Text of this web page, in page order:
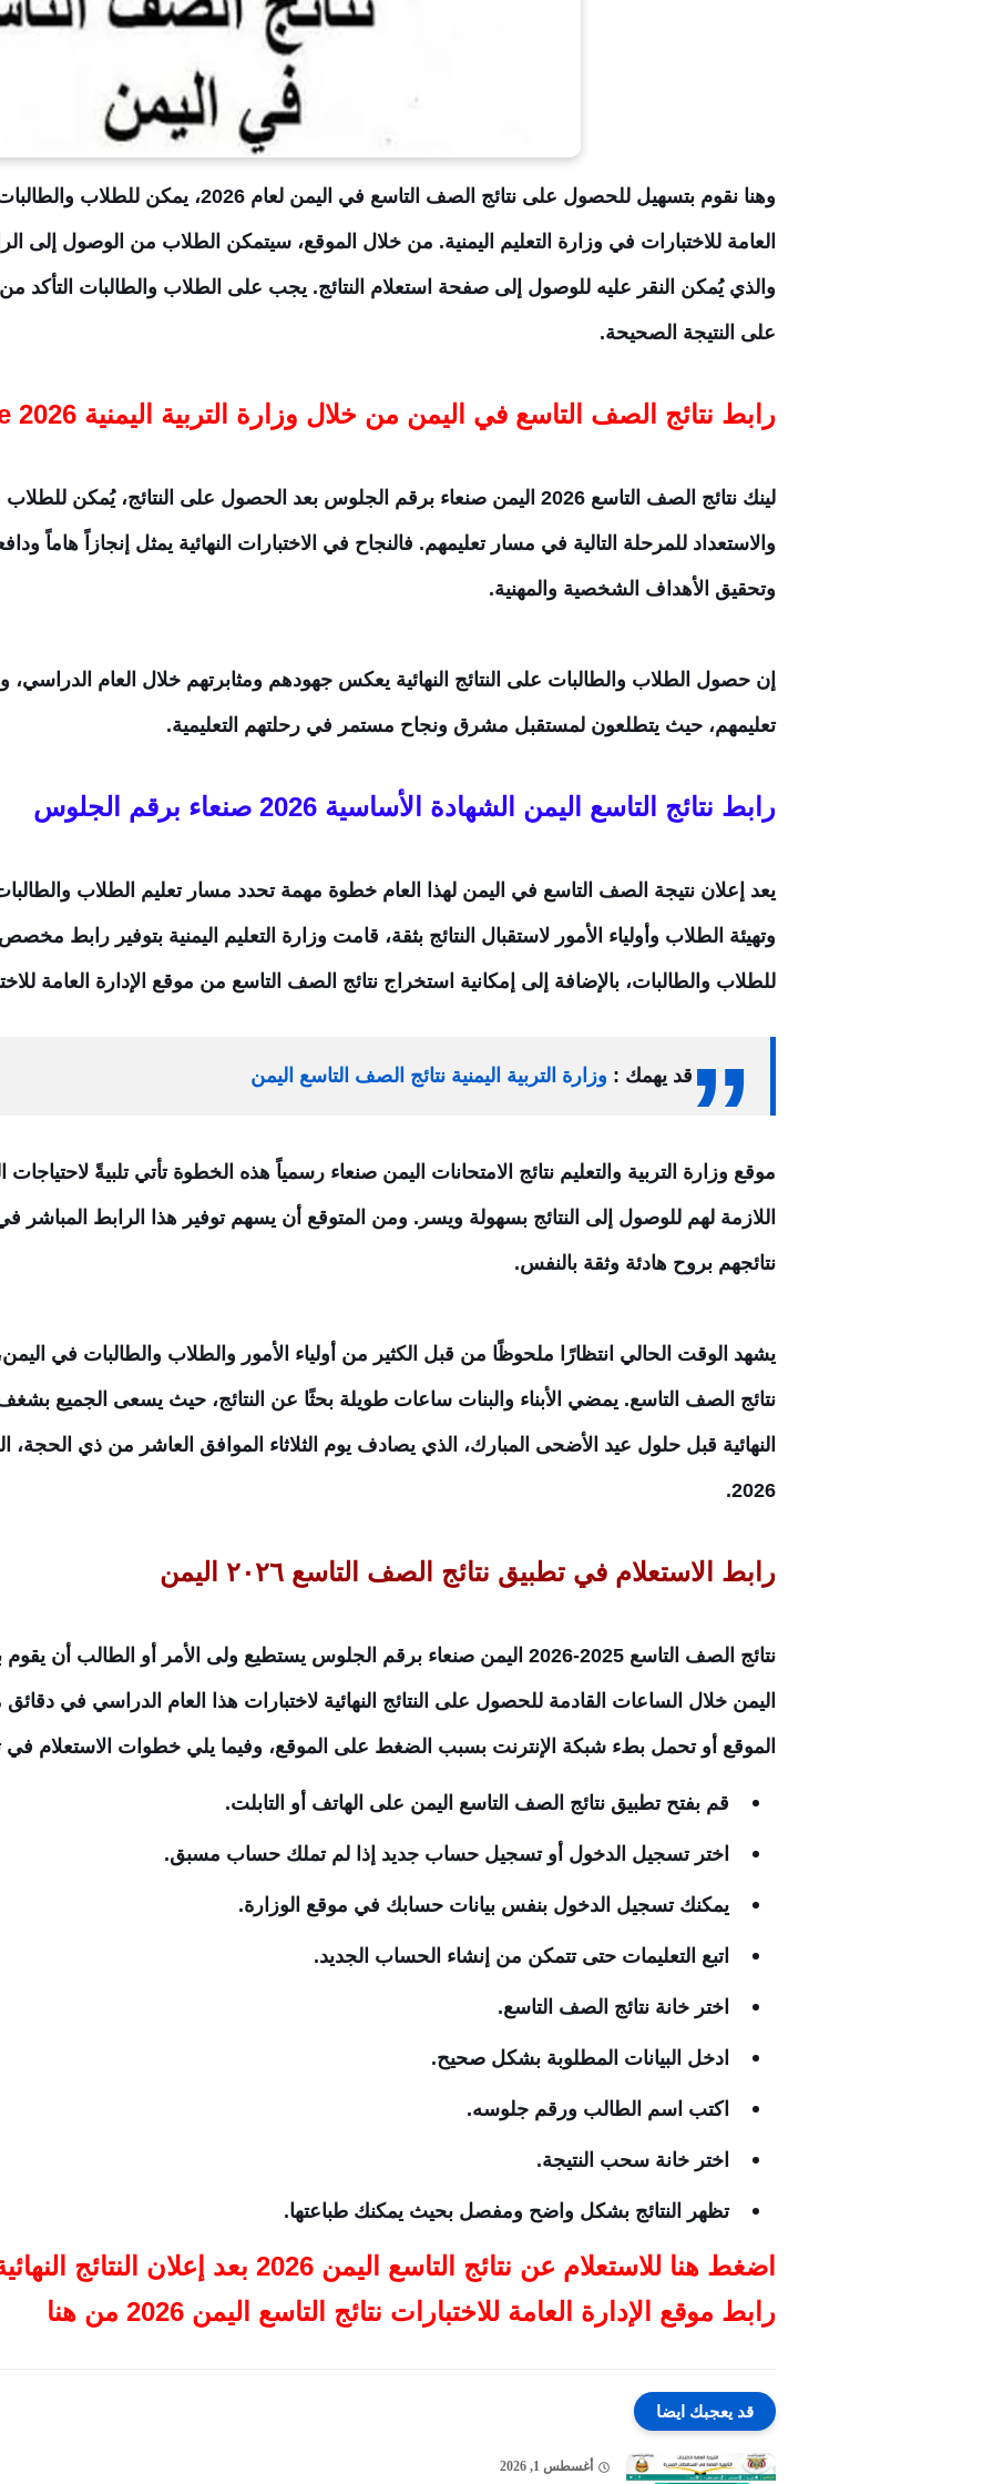
وهنا نقوم بتسهيل للحصول على نتائج الصف التاسع في
العامة للاختبارات في وزارة التعليم اليمنية. من خلال الموقع، سيتمكن الطلاب من الوصول إلى
والذي يُمكن النقر عليه للوصول إلى صفحة استعلام النتائج. يجب على الطلاب والطالبات
على النتيجة الصحيحة.
رابط نتائج الصف التاسع في اليمن من خلال وزارة التربية اليمنية 2026 results.edu.ye
لينك نتائج الصف التاسع 2026 اليمن صنعاء برقم الجلوس بعد الحصول على النتائج، يُمكن للطلاب
والاستعداد للمرحلة التالية في مسار تعليمهم. فالنجاح في الاختبارات النهائية يمثل إنجازاً هاماً
وتحقيق الأهداف الشخصية والمهنية.
إن حصول الطلاب والطالبات على النتائج النهائية يعكس جهودهم ومثابرتهم خلال العام
تعليمهم، حيث يتطلعون لمستقبل مشرق ونجاح مستمر في رحلتهم التعليمية.
رابط نتائج التاسع اليمن الشهادة الأساسية 2026 صنعاء برقم الجلوس
يعد إعلان نتيجة الصف التاسع في اليمن لهذا العام خطوة مهمة تحدد مسار تعليم الطلاب
وتهيئة الطلاب وأولياء الأمور لاستقبال النتائج بثقة، قامت وزارة التعليم اليمنية بتوفير
للطلاب والطالبات، بالإضافة إلى إمكانية استخراج نتائج الصف التاسع من موقع الإدارة العامة
قد يهمك : وزارة التربية اليمنية نتائج الصف التاسع اليمن
موقع وزارة التربية والتعليم نتائج الامتحانات اليمن صنعاء رسمياً هذه الخطوة تأتي تلبيةً
اللازمة لهم للوصول إلى النتائج بسهولة ويسر. ومن المتوقع أن يسهم توفير هذا الرابط المباشر
نتائجهم بروح هادئة وثقة بالنفس.
يشهد الوقت الحالي انتظارًا ملحوظًا من قبل الكثير من أولياء الأمور والطلاب والطالبات في
نتائج الصف التاسع. يمضي الأبناء والبنات ساعات طويلة بحثًا عن النتائج، حيث يسعى الجميع
النهائية قبل حلول عيد الأضحى المبارك، الذي يصادف يوم الثلاثاء الموافق العاشر من ذي
2026.
رابط الاستعلام في تطبيق نتائج الصف التاسع ٢٠٢٦ اليمن
نتائج الصف التاسع 2025-2026 اليمن صنعاء برقم الجلوس يستطيع ولى الأمر أو
اليمن خلال الساعات القادمة للحصول على النتائج النهائية لاختبارات هذا العام الدراسي في
الموقع أو تحمل بطء شبكة الإنترنت بسبب الضغط على الموقع، وفيما يلي خطوات الاستعلام في
قم بفتح تطبيق نتائج الصف التاسع اليمن على الهاتف أو التابلت.
اختر تسجيل الدخول أو تسجيل حساب جديد إذا لم تملك حساب مسبق.
يمكنك تسجيل الدخول بنفس بيانات حسابك في موقع الوزارة.
اتبع التعليمات حتى تتمكن من إنشاء الحساب الجديد.
اختر خانة نتائج الصف التاسع.
ادخل البيانات المطلوبة بشكل صحيح.
اكتب اسم الطالب ورقم جلوسه.
اختر خانة سحب النتيجة.
تظهر النتائج بشكل واضح ومفصل بحيث يمكنك طباعتها.
اضغط هنا للاستعلام عن نتائج التاسع اليمن 2026 بعد إعلان النتائج النهائية الدور الاول
رابط موقع الإدارة العامة للاختبارات نتائج التاسع اليمن 2026 من هنا
قد يعجبك ايضا
أغسطس 1, 2026